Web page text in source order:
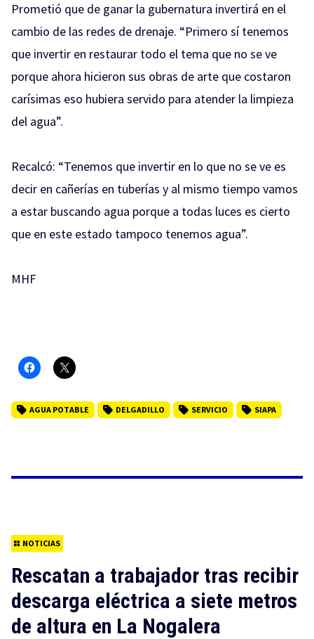
Prometió que de ganar la gubernatura invertirá en el
cambio de las redes de drenaje. “Primero sí tenemos
que invertir en restaurar todo el tema que no se ve
porque ahora hicieron sus obras de arte que costaron
carísimas eso hubiera servido para atender la limpieza
del agua”.
Recalcó: “Tenemos que invertir en lo que no se ve es
decir en cañerías en tuberías y al mismo tiempo vamos
a estar buscando agua porque a todas luces es cierto
que en este estado tampoco tenemos agua”.
MHF
AGUA POTABLE DELGADILLO SERVICIO SIAPA
NOTICIAS
Rescatan a trabajador tras recibir
descarga eléctrica a siete metros
de altura en La Nogalera